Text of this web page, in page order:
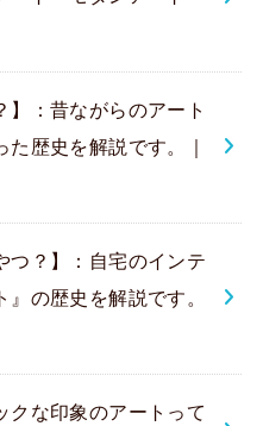
】：昔ながらのアート
歴史を解説です。｜
つ？】：自宅のインテ
の歴史を解説です。
クな印象のアートって